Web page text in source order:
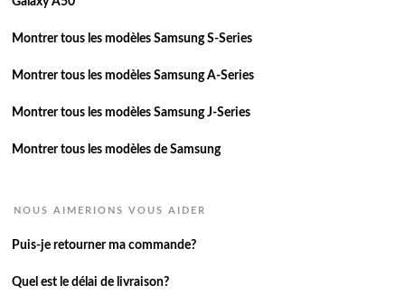
Montrer tous les modèles Samsung S-Series
Montrer tous les modèles Samsung A-Series
Montrer tous les modèles Samsung J-Series
Montrer tous les modèles de Samsung
NOUS AIMERIONS VOUS AIDER
Puis-je retourner ma commande?
Quel est le délai de livraison?